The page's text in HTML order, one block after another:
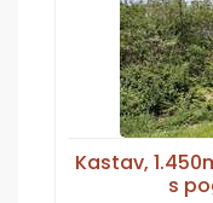
Kastav,
s